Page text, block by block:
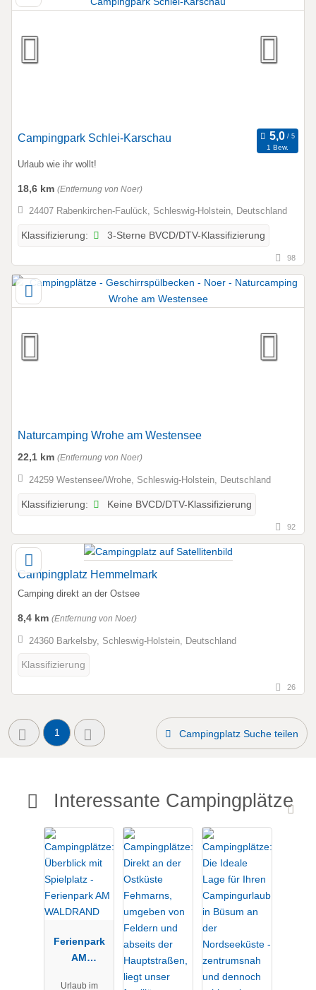
Campingpark Schlei-Karschau
1 Bew.
Urlaub wie ihr wollt!
18,6 km (Entfernung von Noer)
24407 Rabenkirchen-Faulück, Schleswig-Holstein, Deutschland
Klassifizierung: 3-Sterne BVCD/DTV-Klassifizierung
98
Naturcamping Wrohe am Westensee
22,1 km (Entfernung von Noer)
24259 Westensee/Wrohe, Schleswig-Holstein, Deutschland
Klassifizierung: Keine BVCD/DTV-Klassifizierung
92
Campingplatz Hemmelmark
Camping direkt an der Ostsee
8,4 km (Entfernung von Noer)
24360 Barkelsby, Schleswig-Holstein, Deutschland
Klassifizierung
26
1 Campingplatz Suche teilen
Interessante Campingplätze
Ferienpark
AM
Urlaub im